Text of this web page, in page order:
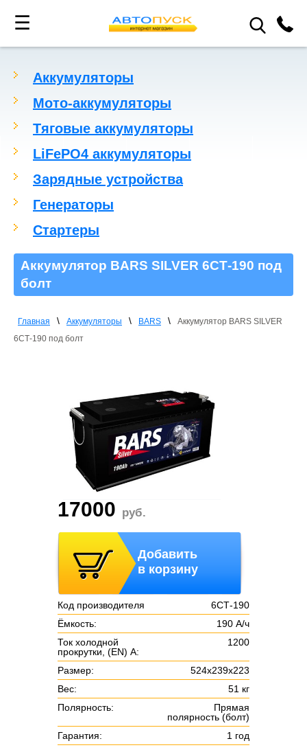
☰
Аккумуляторы
Мото-аккумуляторы
Тяговые аккумуляторы
LiFePO4 аккумуляторы
Зарядные устройства
Генераторы
Стартеры
Аккумулятор BARS SILVER 6СТ-190 под
болт
Главная \ Аккумуляторы \ BARS \
Аккумулятор BARS SILVER
6СТ-190 под болт
17000 руб.
Добавить
в корзину
Код производителя
6СТ-190
Ёмкость:
190 А/ч
Ток холодной
прокрутки, (EN) А:
1200
Размер:
524х239х223
Вес:
51 кг
Полярность:
Прямая
полярность (болт)
Гарантия:
1 год